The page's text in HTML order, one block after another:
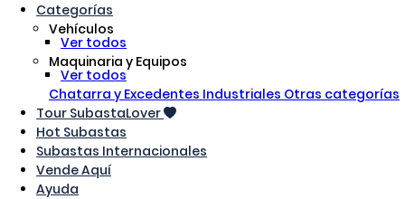
Categorías
Vehículos
Ver todos
Maquinaria y Equipos
Ver todos
Chatarra y Excedentes Industriales Otras categorías
Tour SubastaLover
Hot Subastas
Subastas Internacionales
Vende Aquí
Ayuda